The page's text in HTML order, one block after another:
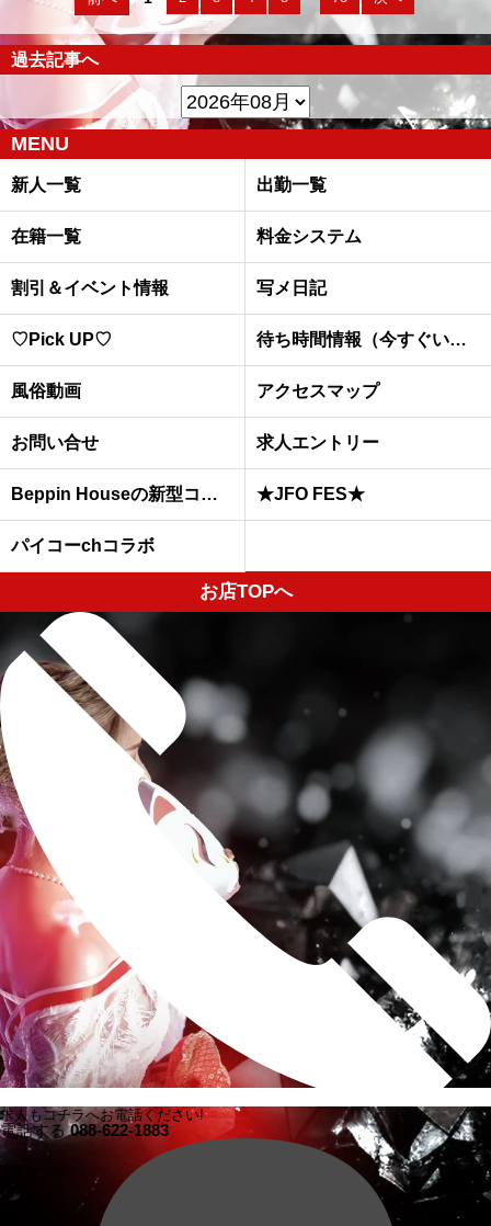
過去記事へ
MENU
新人一覧 出勤一覧
在籍一覧 料金システム
割引＆イベント情報 写メ日記
♡Pick UP♡ 待ち時間情報（今すぐいける娘）
風俗動画 アクセスマップ
お問い合せ 求人エントリー
Beppin Houseの新型コロナウイルスへの予防対策について ★JFO FES★
パイコーchコラボ
お店TOPへ
求人もコチラへお電話ください!
電話する088-622-1883